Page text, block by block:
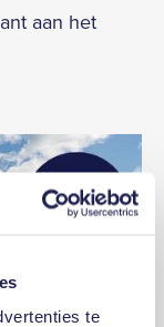
te
aan het